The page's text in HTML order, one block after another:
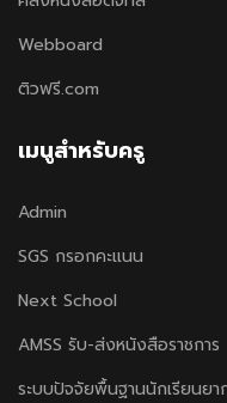
Webboard
ติวฟรี.com
เมนูสำหรับครู
Admin
SGS กรอกคะแนน
Next School
AMSS รับ-ส่งหนังสือราชการ
ระบบปัจจัยพื้นฐานนักเรียนยา